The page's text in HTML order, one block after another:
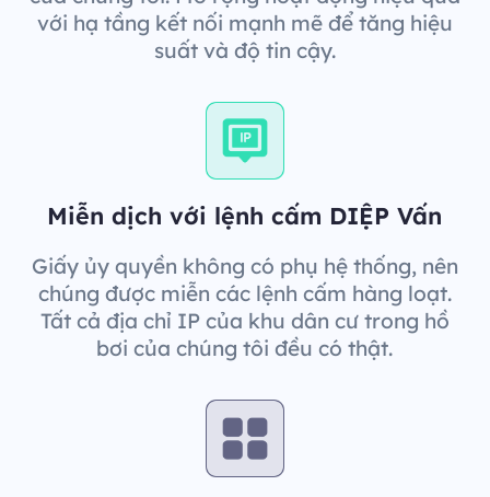
với hạ tầng kết nối mạnh mẽ để tăng hiệu
suất và độ tin cậy.
Miễn dịch với lệnh cấm DIỆP Vấn
Giấy ủy quyền không có phụ hệ thống, nên
chúng được miễn các lệnh cấm hàng loạt.
Tất cả địa chỉ IP của khu dân cư trong hồ
bơi của chúng tôi đều có thật.